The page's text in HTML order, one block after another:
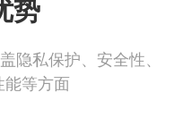
势
隐私保护、安全性、
能等方面